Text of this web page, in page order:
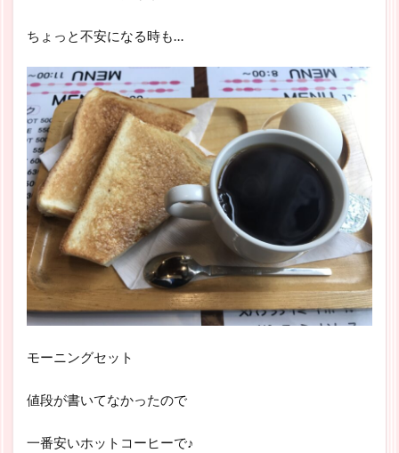
ちょっと不安になる時も…
モーニングセット
値段が書いてなかったので
一番安いホットコーヒーで♪